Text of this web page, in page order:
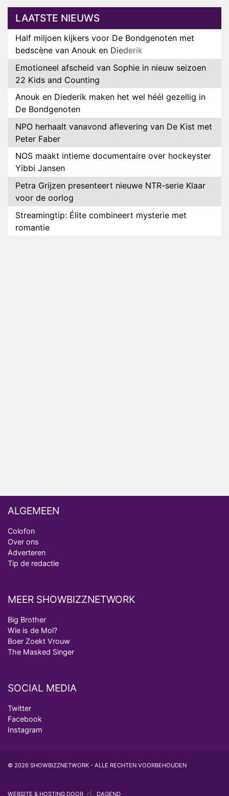
LAATSTE NIEUWS
Half miljoen kijkers voor De Bondgenoten met
bedscène van Anouk en Diederik
Emotioneel afscheid van Sophie in nieuw seizoen
22 Kids and Counting
Anouk en Diederik maken het wel héél gezellig in
De Bondgenoten
NPO herhaalt vanavond aflevering van De Kist met
Peter Faber
NOS maakt intieme documentaire over hockeyster
Yibbi Jansen
Petra Grijzen presenteert nieuwe NTR-serie Klaar
voor de oorlog
Streamingtip: Élite combineert mysterie met
romantie
ALGEMEEN
Colofon
Over ons
Adverteren
Tip de redactie
MEER SHOWBIZZNETWORK
Big Brother
Wie is de Mol?
Boer Zoekt Vrouw
The Masked Singer
SOCIAL MEDIA
Twitter
Facebook
Instagram
© 2026 SHOWBIZZNETWORK - ALLE RECHTEN VOORBEHOUDEN
WEBSITE & HOSTING DOOR DAGEND